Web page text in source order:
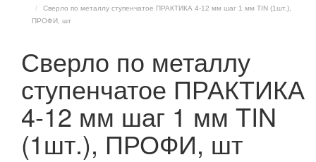
Сверло по металлу ступенчатое ПРАКТИКА 4-12 мм шаг 1 мм TIN (1шт.),
ПРОФИ, шт
Сверло по металлу
ступенчатое ПРАКТИКА
4-12 мм шаг 1 мм TIN
(1шт.), ПРОФИ, шт